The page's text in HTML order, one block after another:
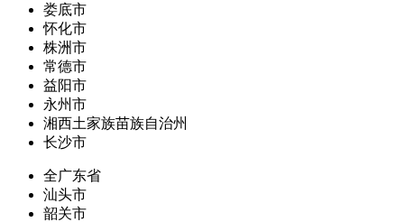
娄底市
怀化市
株洲市
常德市
益阳市
永州市
湘西土家族苗族自治州
长沙市
全广东省
汕头市
韶关市